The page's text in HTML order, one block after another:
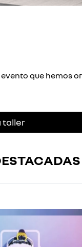
que hemos
taller